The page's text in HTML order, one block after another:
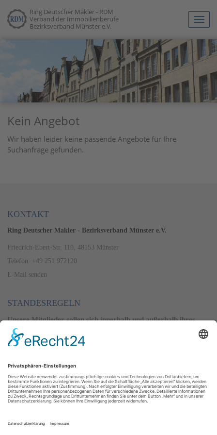
Ring Deutscher Makler - RDM
Verband der Immobilienberufe
Bezirksverband Münster e.V.
Kein Angebot
Wir haben leider keine passende Angebote für Ihre
Suchanfrage gefunden.
KONTAKT
Ring Deutscher Makler - Bezirksverband Münster e.V.
Friedrich-Ebert-Str. 110, 48153 Münster
Telefon: +49 251 972120
E-Mail senden
STANDESREGELN
Unsere Mitglieder sollen sich innerhalb und außerhalb ihres
Berufsstandes ihrer besonderen Vertrauensstellung und der
volkswirtschaftlichen Verantwortung würdig erweisen.
PREISSPIEGEL
Der RDM erstellt seit 1971 einen Preisspiegel. Er gibt Auskunft
den Regierungsbezirk Münster mit ein paar Ausnahmen